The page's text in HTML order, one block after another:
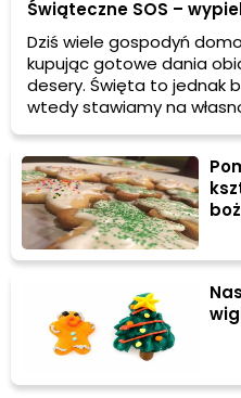
Świąteczne SOS –
Dziś wiele gospodyń
kupując gotowe dania
desery. Święta to jednak
wtedy stawiamy na
potrawy. Niestety
wszystko wyszło jak
wpadki. Dziś podpowiemy
wypieki się udały.